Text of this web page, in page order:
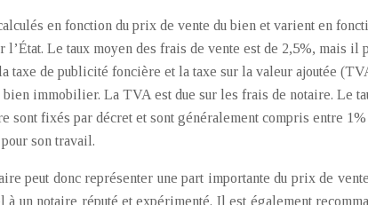
en fonction du prix de vente du bien et varient en
l’État. Le taux moyen des frais de vente est de 2,5%, mais
taxe de publicité foncière et la taxe sur la valeur ajoutée
bien immobilier. La TVA est due sur les frais de notaire. Le
sont fixés par décret et sont généralement compris entre
son travail.
peut donc représenter une part importante du prix de
un notaire réputé et expérimenté. Il est également